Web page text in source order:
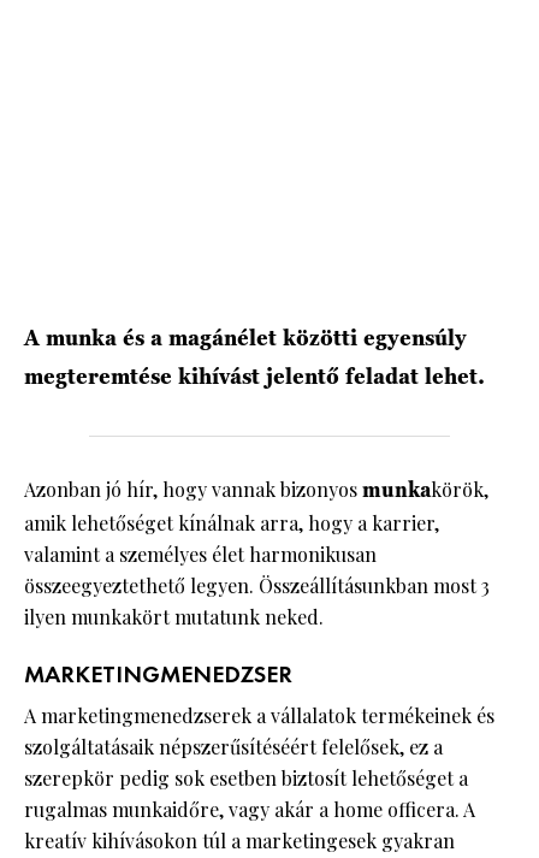
A munka és a magánélet közötti egyensúly
megteremtése kihívást jelentő feladat lehet.
Azonban jó hír, hogy vannak bizonyosmunkakörök,
amik lehetőséget kínálnak arra, hogy a karrier,
valamint a személyes élet harmonikusan
összeegyeztethető legyen. Összeállításunkban most 3
ilyen munkakört mutatunk neked.
MARKETINGMENEDZSER
A marketingmenedzserek a vállalatok termékeinek és
szolgáltatásaik népszerűsítéséért felelősek, ez a
szerepkör pedig sok esetben biztosít lehetőséget a
rugalmas munkaidőre, vagy akár a home officera. A
kreatív kihívásokon túl a marketingesek gyakran